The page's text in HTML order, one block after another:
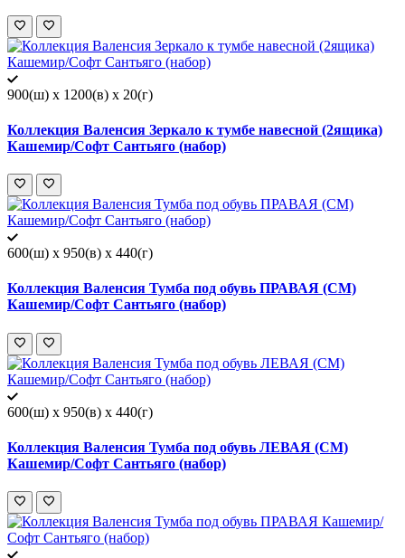
900(ш) x 1200(в) x 20(г)
Коллекция Валенсия Зеркало к тумбе навесной (2ящика)
Кашемир/Софт Сантьяго (набор)
600(ш) x 950(в) x 440(г)
Коллекция Валенсия Тумба под обувь ПРАВАЯ (СМ)
Кашемир/Софт Сантьяго (набор)
600(ш) x 950(в) x 440(г)
Коллекция Валенсия Тумба под обувь ЛЕВАЯ (СМ)
Кашемир/Софт Сантьяго (набор)